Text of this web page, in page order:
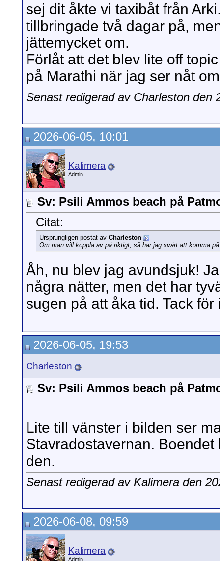
sej dit åkte vi taxibåt från
tillbringade två dagar på,
jättemycket om.
Förlåt att det blev lite off
på Marathi när jag ser nåt
Senast redigerad av Charleston den
2026-06-05, 10:01
Kalimera
Admin
Sv: Psili Ammos beach på
Citat:
Ursprungligen postat av Charleston
Om man vill koppla av på riktigt, så har jag svårt att komma
Åh, nu blev jag avundsjuk!
några nätter, men det har
sugen på att åka tid. Tack
2026-06-05, 19:53
Charleston
Sv: Psili Ammos beach på
Lite till vänster i bilden ser
Stavradostavernan.
den.
Senast redigerad av Kalimera den
2026-06-08, 09:59
Kalimera
Admin